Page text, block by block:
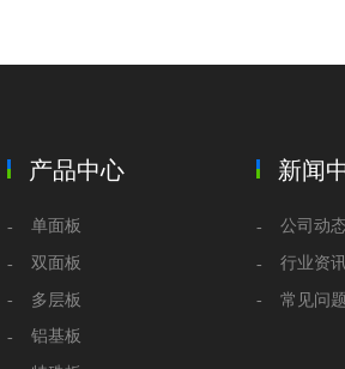
产品中心
单面板
双面板
多层板
铝基板
新闻
公司动
行业资
常见问题